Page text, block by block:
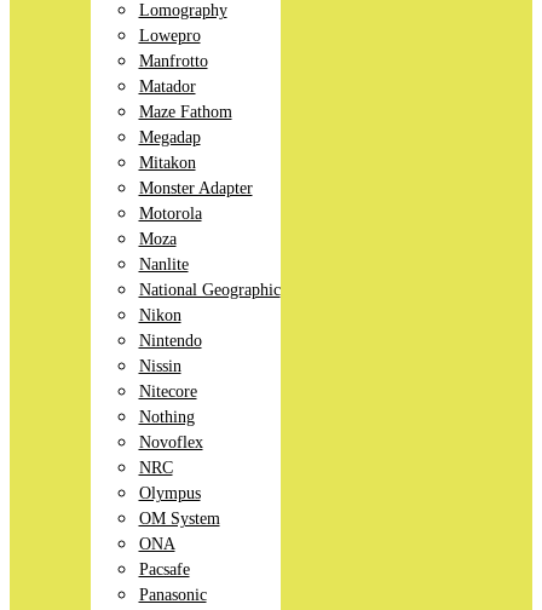
Lomography
Lowepro
Manfrotto
Matador
Maze Fathom
Megadap
Mitakon
Monster Adapter
Motorola
Moza
Nanlite
National Geographic
Nikon
Nintendo
Nissin
Nitecore
Nothing
Novoflex
NRC
Olympus
OM System
ONA
Pacsafe
Panasonic